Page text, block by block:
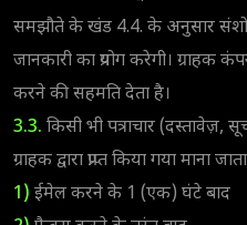
समझौते के खंड 4.4. के अनुसार
जानकारी का प्रयोग करेगी। ग्राहक
करने की सहमति देता है।
3.3. किसी भी पत्राचार (दस्तावेज़,
ग्राहक द्वारा प्राप्त किया गया माना
1) ईमेल करने के 1 (एक) घंटे बाद